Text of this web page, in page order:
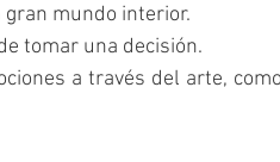
mundo interior.
tomar una decisión.
a través del arte,